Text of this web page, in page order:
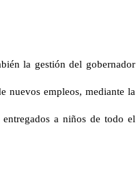
la gestión del gobernador
nuevos empleos, mediante la
a niños de todo el